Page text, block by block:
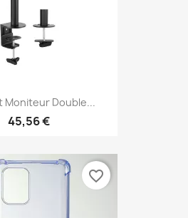
Moniteur Double...
45,56 €
favorite_border